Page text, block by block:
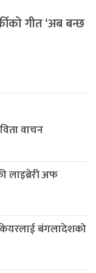
गीत ‘अब बन्छ
वाचन
लाइब्रेरी अफ
बंगलादेशको